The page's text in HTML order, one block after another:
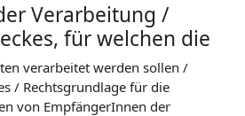
Verarbeitung /
für welchen die
verarbeitet werden sollen /
/ Rechtsgrundlage für die
von EmpfängerInnen der